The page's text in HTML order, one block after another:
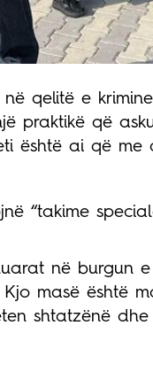
qelitë e
praktikë që
është ai që
“takime
në burgun e
masë është
shtatzënë